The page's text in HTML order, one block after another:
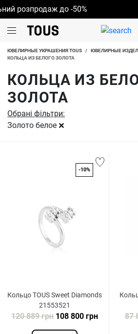
до -50%
ЮВЕЛИРНЫЕ УКРАШЕНИЯ TOUS / ЮВЕЛИРНЫЕ
КОЛЬЦА ИЗ БЕЛОГО ЗОЛОТА
КОЛЬЦА ИЗ
ЗОЛОТА
Обрані фільтри:
Золото белое
-10%
Кольцо TOUS Sweet Diamonds
21553521
120 889 грн108 800 грн 87